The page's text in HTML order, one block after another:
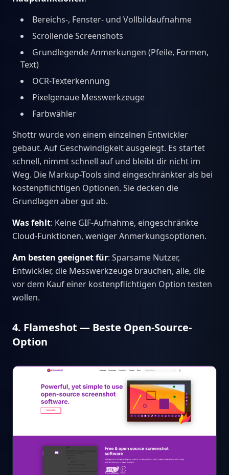
Bereichs-, Fenster- und Vollbildaufnahme
Scrollende Screenshots
Grundlegende Anmerkungen (Pfeile, Formen,
Text)
OCR-Texterkennung
Pixelgenaue Messwerkzeuge
Farbwähler
Shottr wurde von einem einzelnen Entwickler
gebaut. Auf Geschwindigkeit ausgelegt. Es startet
schnell, nimmt schnell auf und bleibt dir nicht im
Weg. Die Markup-Tools sind eingeschränkter als bei
kostenpflichtigen Optionen. Sie decken die
Grundlagen aber gut ab.
Was fehlt: Keine GIF-Aufnahme, eingeschränkte
Cloud-Funktionen, weniger Anmerkungsoptionen.
Am besten geeignet für: Sparsame Nutzer,
Entwickler, die Messwerkzeuge brauchen, alle, die
vor dem Kauf einer kostenpflichtigen Option testen
wollen.
4. Flameshot — Beste Open-Source-
Option